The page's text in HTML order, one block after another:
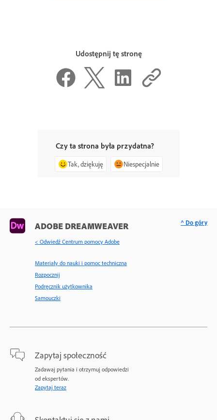
Udostępnij tę stronę
Czy ta strona była przydatna?
Tak, dziękuję Niespecjalnie
ADOBE DREAMWEAVER
< Odwiedź Centrum pomocy Adobe
Materiały do nauki i pomoc techniczna
Rozpocznij
Podręcznik użytkownika
Samouczki
Zapytaj społeczność
Zadawaj pytania i otrzymuj odpowiedzi
od ekspertów.
Zapytaj teraz
^ Do góry